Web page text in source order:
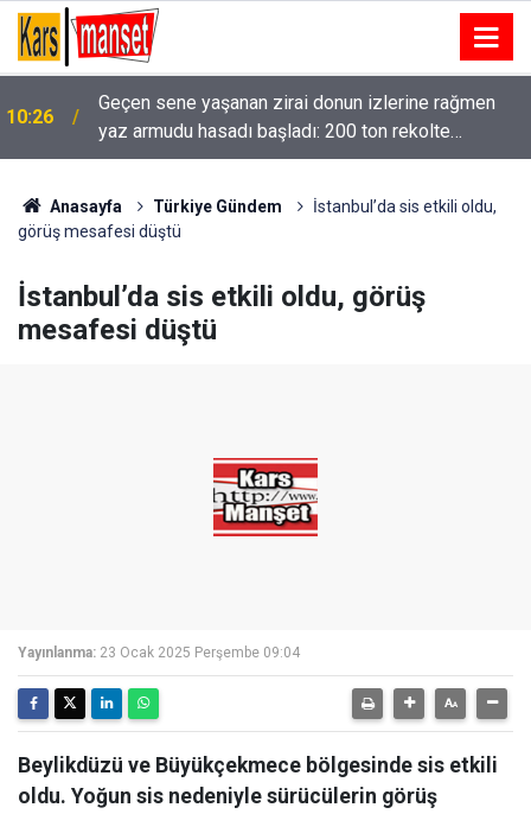
10:26
Geçen sene yaşanan zirai donun izlerine rağmen
yaz armudu hasadı başladı: 200 ton rekolte
bekleniyor
Anasayfa Türkiye Gündem
İstanbul’da sis etkili oldu,
görüş mesafesi düştü
İstanbul’da sis etkili oldu, görüş
mesafesi düştü
Yayınlanma: 23 Ocak 2025 Perşembe 09:04
Beylikdüzü ve Büyükçekmece bölgesinde sis etkili
oldu. Yoğun sis nedeniyle sürücülerin görüş